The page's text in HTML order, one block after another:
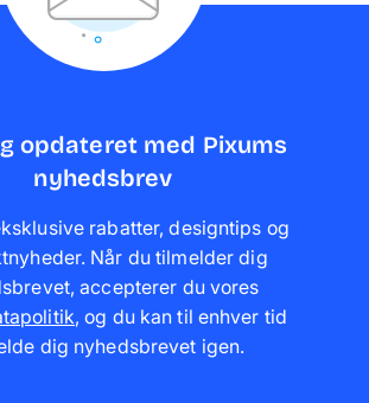
opdateret med Pixums
nyhedsbrev
rabatter, designtips og
Når du tilmelder dig
accepterer du vores
,og du kan til enhver tid
dig nyhedsbrevet igen.